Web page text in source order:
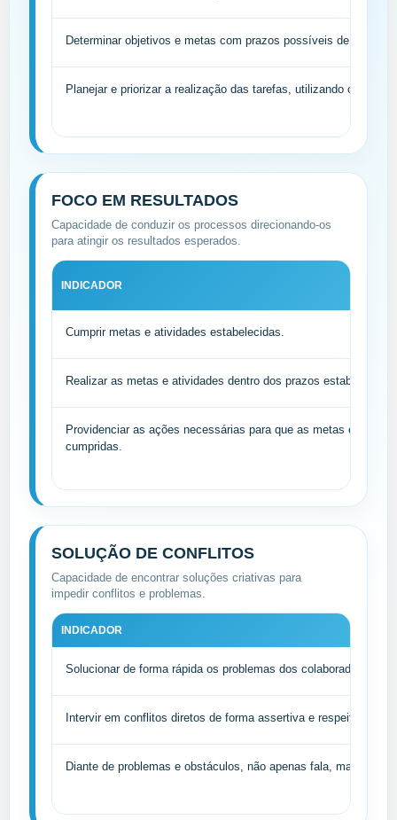
Determinar objetivos e metas com prazos possíveis de serem
Planejar e priorizar a realização das tarefas, utilizando o tempo
FOCO EM RESULTADOS
Capacidade de conduzir os processos direcionando-os
para atingir os resultados esperados.
INDICADOR
Cumprir metas e atividades estabelecidas.
Realizar as metas e atividades dentro dos prazos estabelecidos.
Providenciar as ações necessárias para que as metas e tarefas
cumpridas.
SOLUÇÃO DE CONFLITOS
Capacidade de encontrar soluções criativas para
impedir conflitos e problemas.
INDICADOR
Solucionar de forma rápida os problemas dos colaboradores.
Intervir em conflitos diretos de forma assertiva e respeitosa.
Diante de problemas e obstáculos, não apenas fala, mas parte